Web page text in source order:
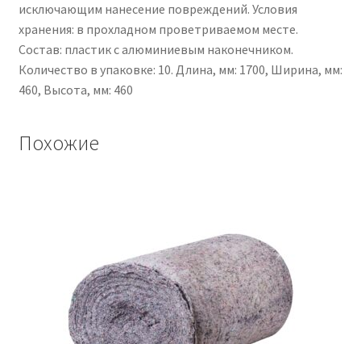
исключающим нанесение повреждений. Условия
хранения: в прохладном проветриваемом месте.
Состав: пластик с алюминиевым наконечником.
Количество в упаковке: 10. Длина, мм: 1700, Ширина, мм:
460, Высота, мм: 460
Похожие